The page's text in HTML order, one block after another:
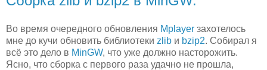
Во время очередного обновления Mplayer захотелось
мне до кучи обновить библиотеки zlib и bzip2. Собирал я
всё это дело в MinGW, что уже должно насторожить.
Ясно, что сборка с первого раза удачно не прошла,